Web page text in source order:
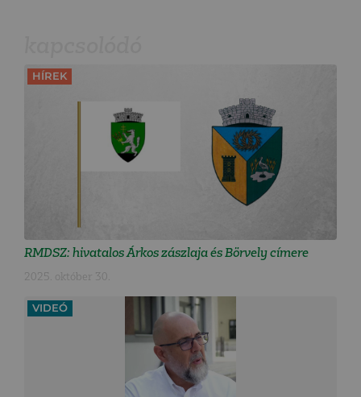
HÍREK
RMDSZ: hivatalos Árkos zászlaja és Börvely címere
2025. október 30.
VIDEÓ